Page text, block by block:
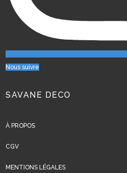
Nous suivre
SAVANE DECO
À PROPOS
CGV
MENTIONS LÉGALES